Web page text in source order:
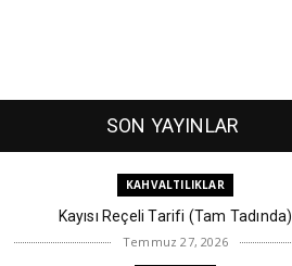
SON YAYINLAR
KAHVALTILIKLAR
Kayısı Reçeli Tarifi (Tam Tadında)
Temmuz 27, 2026